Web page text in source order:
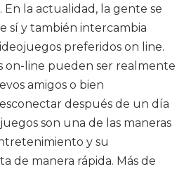
En la actualidad, la gente se
sí y también intercambia
preferidos on line.
on-line pueden ser realmente
amigos o bien
después de un día
son una de las maneras
y su
de manera rápida. Más de